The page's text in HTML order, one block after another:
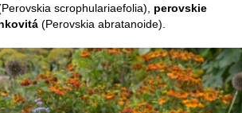
scrophulariaefolia), perovskie
(Perovskia abratanoide).